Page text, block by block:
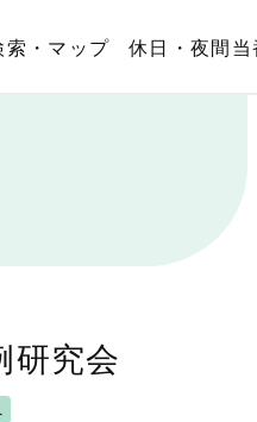
索・マップ 休日・夜間当
研究会